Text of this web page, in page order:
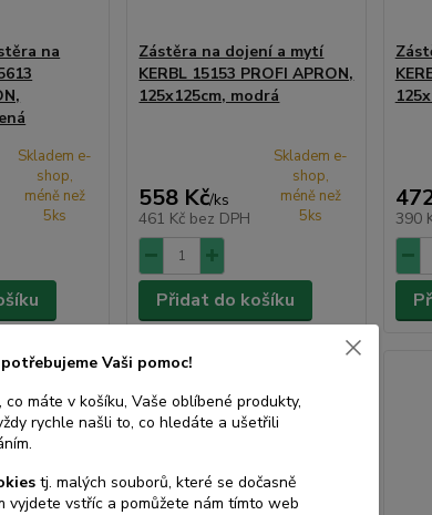
na
Skladem e-
shop,
méně než
5ks
Zástěra na dojení a mytí
KERBL 15153 PROFI APRON,
125x125cm, modrá
558 Kč/ks
461 Kč bez DPH
Skladem e-
shop,
méně než
5ks
Přidat do košíku
390
Vaši pomoc!
co máte v košíku, Vaše oblíbené produkty,
rychle našli to, co hledáte a ušetřili
tj. malých souborů, které se dočasně
vyjdete vstříc a pomůžete nám tímto web